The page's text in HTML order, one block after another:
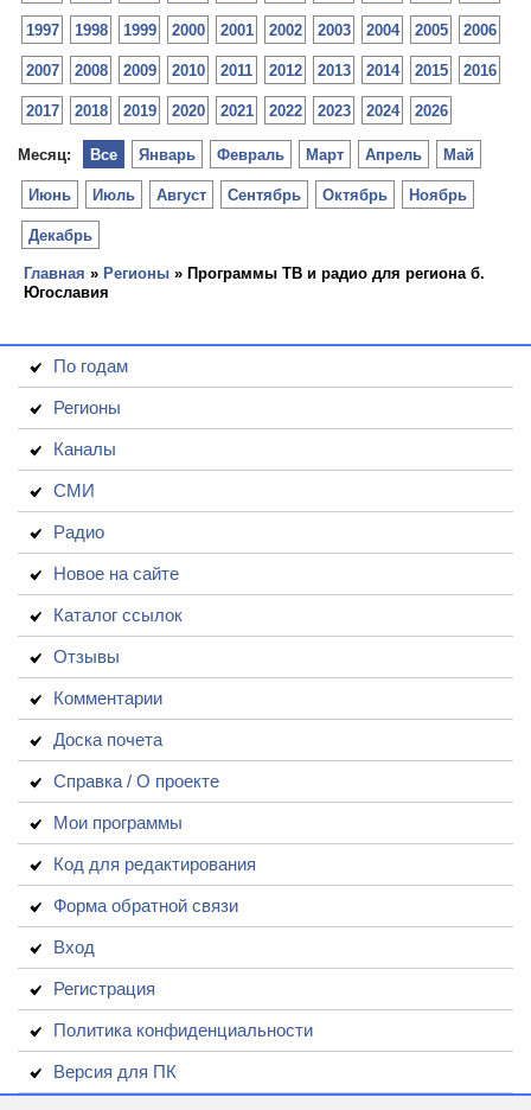
1997 1998 1999 2000 2001 2002 2003 2004 2005 2006
2007 2008 2009 2010 2011 2012 2013 2014 2015 2016
2017 2018 2019 2020 2021 2022 2023 2024 2026
Месяц: Январь Февраль Март Апрель Май
Июнь Июль Август Сентябрь Октябрь Ноябрь
Декабрь
Все
Главная » Регионы » Программы ТВ и радио для региона б.
Югославия
По годам
Регионы
Каналы
СМИ
Радио
Новое на сайте
Каталог ссылок
Отзывы
Комментарии
Доска почета
Справка / О проекте
Мои программы
Код для редактирования
Форма обратной связи
Вход
Регистрация
Политика конфиденциальности
Версия для ПК